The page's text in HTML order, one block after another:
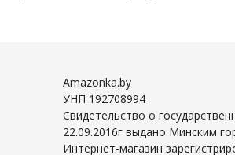
Amazonka.by
УНП 192708994
Свидетельство о
22.09.2016г выдано Минским
Интернет-магазин